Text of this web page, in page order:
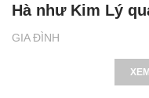
GIA ĐÌNH
Hà như Kim Lý